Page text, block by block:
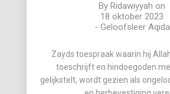
ByRidawiyyah on
18 oktober 2023
- Geloofsleer Aqida
Zayds toespraak waarin hij
toeschrijft en hindoegoden
gelijkstelt, wordt gezien als